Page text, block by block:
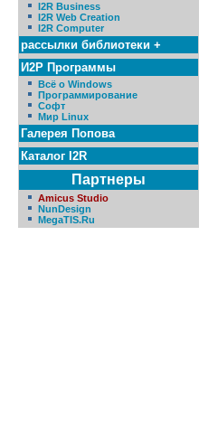
I2R Business
I2R Web Creation
I2R Computer
рассылки библиотеки +
И2Р Программы
Всё о Windows
Программирование
Софт
Мир Linux
Галерея Попова
Каталог I2R
Партнеры
Amicus Studio
NunDesign
MegaTIS.Ru